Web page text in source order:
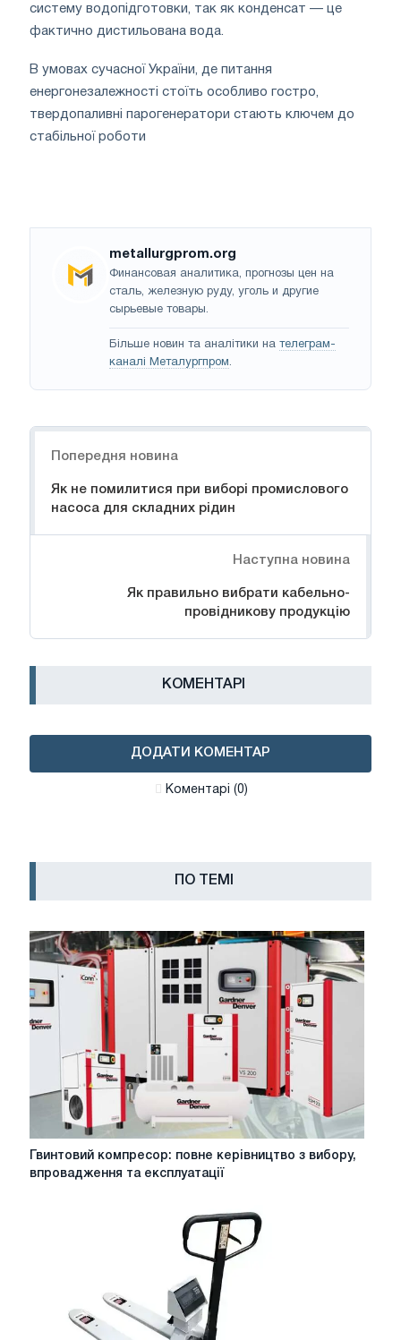
систему водопідготовки, так як конденсат — це
фактично дистильована вода.
В умовах сучасної України, де питання
енергонезалежності стоїть особливо гостро,
твердопаливні парогенератори стають ключем до
стабільної роботи
metallurgprom.org
Финансовая аналитика, прогнозы цен на
сталь, железную руду, уголь и другие
сырьевые товары.
Більше новин та аналітики на телеграм-
каналі Металургпром.
Попередня новина
Як не помилитися при виборі промислового
насоса для складних рідин
Наступна новина
Як правильно вибрати кабельно-
провідникову продукцію
КОМЕНТАРІ
ДОДАТИ КОМЕНТАР
Коментарі (0)
ПО ТЕМІ
Гвинтовий
експлуатації
Гвинтовий компресор: повне керівництво з вибору,
впровадження та експлуатації